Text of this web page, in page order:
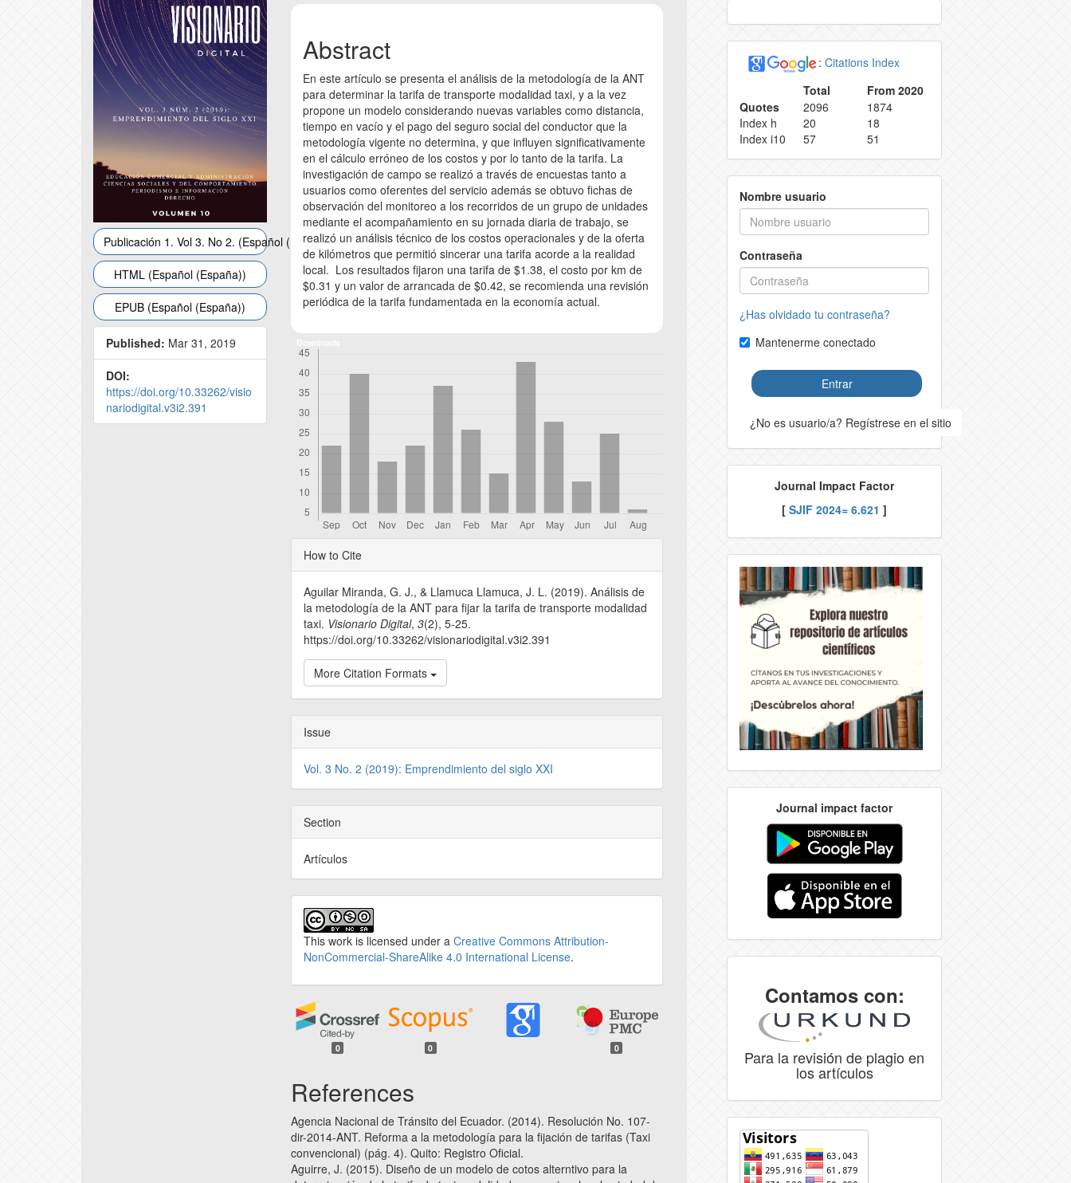
COPYRIGHT AND REPRODUCTION
CORRECTION AND RETRACTION POLICY
ANTI-PLAGIARISM POLICY
INSTRUCTIONS FOR AUTHORS
CONTACT
Publicación 1. Vol 3. No 2. (Español (España))
HTML (Español (España))
EPUB (Español (España))
Published: Mar 31, 2019
DOI:
https://doi.org/10.33262/visio
nariodigital.v3i2.391
Abstract
En este artículo se presenta el análisis de la metodología de la ANT
para determinar la tarifa de transporte modalidad taxi, y a la vez
propone un modelo considerando nuevas variables como distancia,
tiempo en vacío y el pago del seguro social del conductor que la
metodología vigente no determina, y que influyen significativamente
en el cálculo erróneo de los costos y por lo tanto de la tarifa. La
investigación de campo se realizó a través de encuestas tanto a
usuarios como oferentes del servicio además se obtuvo fichas de
observación del monitoreo a los recorridos de un grupo de unidades
mediante el acompañamiento en su jornada diaria de trabajo, se
realizó un análisis técnico de los costos operacionales y de la oferta
de kilómetros que permitió sincerar una tarifa acorde a la realidad
local. Los resultados fijaron una tarifa de $1.38, el costo por km de
$0.31 y un valor de arrancada de $0.42, se recomienda una revisión
periódica de la tarifa fundamentada en la economía actual.
Article
Details
How to Cite
Aguilar Miranda, G. J., & Llamuca Llamuca, J. L. (2019). Análisis de
la metodología de la ANT para fijar la tarifa de transporte modalidad
taxi. Visionario Digital,3(2), 5-25.
https://doi.org/10.33262/visionariodigital.v3i2.391
More Citation Formats
Issue
Vol. 3 No. 2 (2019): Emprendimiento del siglo XXI
Section
Artículos
This work is licensed under aCreative Commons Attribution-
NonCommercial-ShareAlike 4.0 International License.
0 0 0
References
Agencia Nacional de Tránsito del Ecuador. (2014). Resolución No. 107-
dir-2014-ANT. Reforma a la metodología para la fijación de tarifas (Taxi
convencional) (pág. 4). Quito: Registro Oficial.
Aguirre, J. (2015). Diseño de un modelo de cotos alterntivo para la
: Citations Index
Total
From 2020
Quotes
2096
1874
Index h
20
18
Index i10
57 51
Nombre usuario
Contraseña
¿Has olvidado tu contraseña?
Mantenerme conectado
Entrar
¿No es usuario/a? Regístrese en el sitio
Journal Impact Factor
[ SJIF 2024= 6.621 ]
Journal impact factor
Contamos con:
Para la revisión de plagio en
los artículos